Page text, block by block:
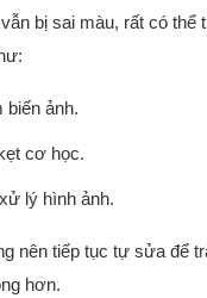
bị sai màu, rất có thể
biến ảnh.
cơ học.
lý hình ảnh.
nên tiếp tục tự sửa để
hơn.